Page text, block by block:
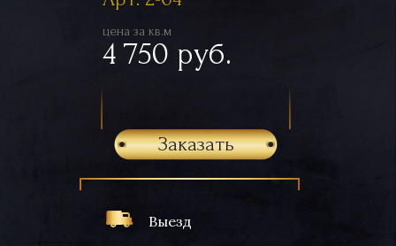
Выезд
цена за кв.м
4 750 руб.
Заказать